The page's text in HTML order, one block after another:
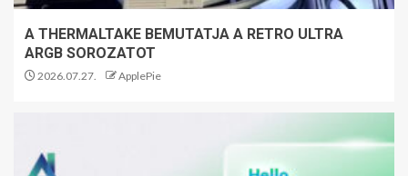
A THERMALTAKE BEMUTATJA A RETRO ULTRA
ARGB SOROZATOT
2026.07.27. ApplePie